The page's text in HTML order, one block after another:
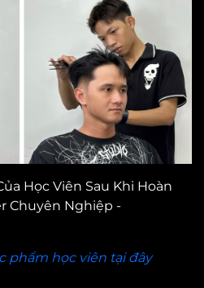
Học Viên Sau Khi Hoàn
Chuyên Nghiệp -
phẩm học viên tại đây